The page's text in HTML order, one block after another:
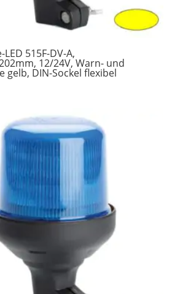
515F-DV-A,
12/24V, Warn- und
gelb, DIN-Sockel flexibel